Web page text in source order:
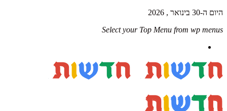
היום ה-30 בינואר , 2026
Select your Top Menu from wp menus